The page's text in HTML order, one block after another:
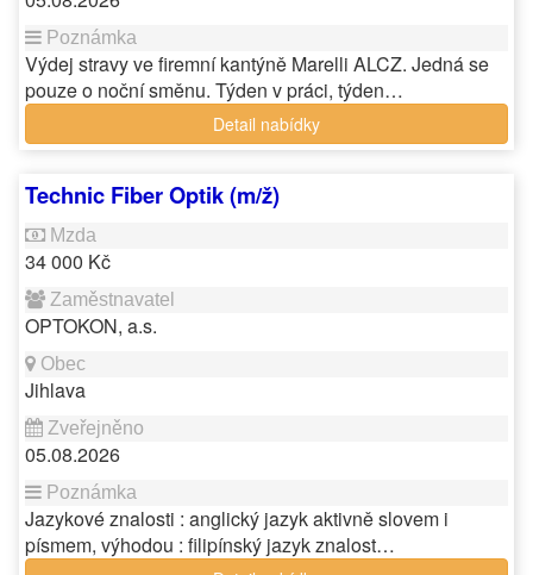
Výdej stravy ve firemní kantýně Marelli ALCZ. Jedná se
pouze o noční směnu. Týden v práci, týden…
Detail nabídky
Technic Fiber Optik (m/ž)
34 000 Kč
OPTOKON, a.s.
Jihlava
05.08.2026
Jazykové znalosti : anglický jazyk aktivně slovem i
písmem, výhodou : filipínský jazyk znalost…